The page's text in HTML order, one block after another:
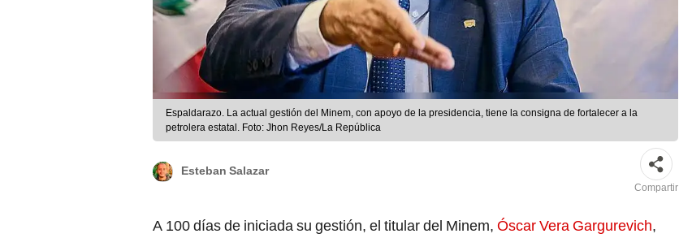
Espaldarazo. La actual gestión del Minem, con apoyo de la presidencia, tiene la consigna de fortalecer a la
petrolera estatal. Foto: Jhon Reyes/La República
Esteban Salazar
Compartir
A 100 días de iniciada su gestión, el titular del Minem, Óscar Vera Gargurevich,